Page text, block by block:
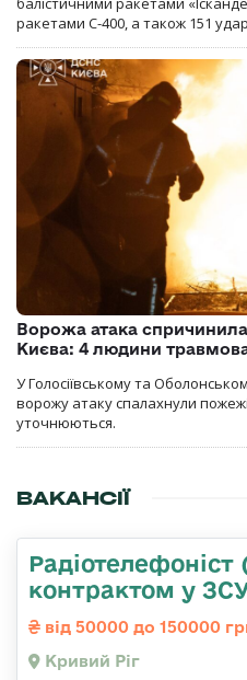
ракетами С-400, а також 151
Ворожа атака
Києва: 4 людини
У Голосіївському та
ворожу атаку спалахнули
уточнюються.
ВАКАНСІЇ
Радіотелефоніст
контрактом у
від 50000 до 150000
Кривий Ріг